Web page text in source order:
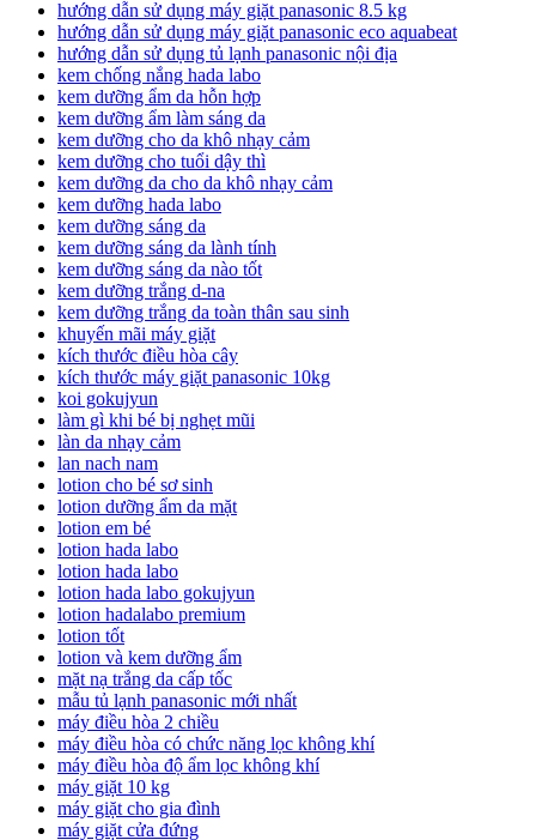
hướng dẫn sử dụng máy giặt panasonic 8.5 kg
hướng dẫn sử dụng máy giặt panasonic eco aquabeat
hướng dẫn sử dụng tủ lạnh panasonic nội địa
kem chống nắng hada labo
kem dưỡng ẩm da hỗn hợp
kem dưỡng ẩm làm sáng da
kem dưỡng cho da khô nhạy cảm
kem dưỡng cho tuổi dậy thì
kem dưỡng da cho da khô nhạy cảm
kem dưỡng hada labo
kem dưỡng sáng da
kem dưỡng sáng da lành tính
kem dưỡng sáng da nào tốt
kem dưỡng trắng d-na
kem dưỡng trắng da toàn thân sau sinh
khuyến mãi máy giặt
kích thước điều hòa cây
kích thước máy giặt panasonic 10kg
koi gokujyun
làm gì khi bé bị nghẹt mũi
làn da nhạy cảm
lan nach nam
lotion cho bé sơ sinh
lotion dưỡng ẩm da mặt
lotion em bé
lotion hada labo
lotion hada labo
lotion hada labo gokujyun
lotion hadalabo premium
lotion tốt
lotion và kem dưỡng ẩm
mặt nạ trắng da cấp tốc
mẫu tủ lạnh panasonic mới nhất
máy điều hòa 2 chiều
máy điều hòa có chức năng lọc không khí
máy điều hòa độ ẩm lọc không khí
máy giặt 10 kg
máy giặt cho gia đình
máy giặt cửa đứng